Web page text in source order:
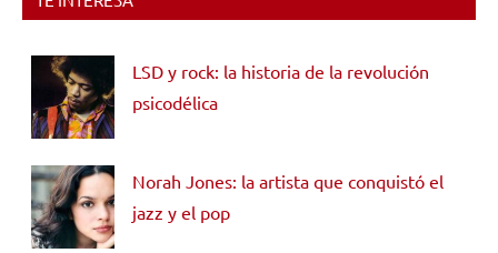
LSD y rock: la historia de la revolución
psicodélica
Norah Jones: la artista que conquistó el
jazz y el pop